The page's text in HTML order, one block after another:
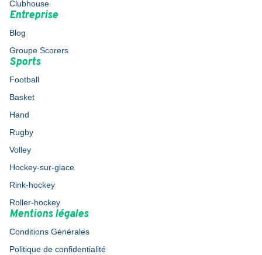
Clubhouse
Entreprise
Blog
Groupe Scorers
Sports
Football
Basket
Hand
Rugby
Volley
Hockey-sur-glace
Rink-hockey
Roller-hockey
Mentions légales
Conditions Générales
Politique de confidentialité